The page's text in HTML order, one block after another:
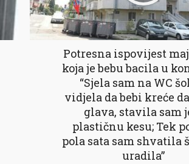
Potresna ispovijest
koja je bebu bacila u
“Sjela sam na WC
vidjela da bebi kreće
glava, stavila sam
plastičnu kesu; Tek
pola sata sam shvatila
uradila”